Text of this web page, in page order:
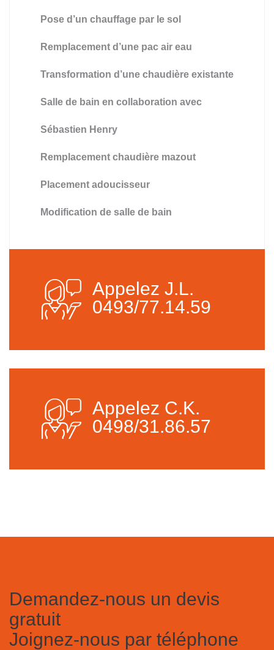
Pose d’un chauffage par le sol
Remplacement d’une pac air eau
Transformation d’une chaudière existante
Salle de bain en collaboration avec
Sébastien Henry
Remplacement chaudière mazout
Placement adoucisseur
Modification de salle de bain
Appelez J.L.
0493/77.14.59
Appelez C.K.
0498/31.86.57
Demandez-nous un devis
gratuit
Joignez-nous par téléphone